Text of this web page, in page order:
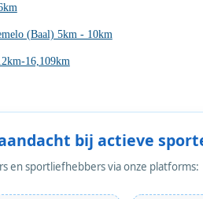
(Baal) 5km - 10km
16,109km
bij actieve
en sportliefhebbers via onze platforms: